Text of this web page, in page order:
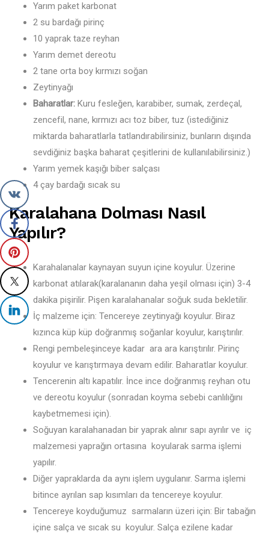
Yarım paket karbonat
2 su bardağı pirinç
10 yaprak taze reyhan
Yarım demet dereotu
2 tane orta boy kırmızı soğan
Zeytinyağı
Baharatlar: Kuru fesleğen, karabiber, sumak, zerdeçal,
zencefil, nane, kırmızı acı toz biber, tuz (istediğiniz
miktarda baharatlarla tatlandırabilirsiniz, bunların dışında
sevdiğiniz başka baharat çeşitlerini de kullanılabilirsiniz.)
Yarım yemek kaşığı biber salçası
4 çay bardağı sıcak su
Karalahana Dolması Nasıl
Yapılır?
Karahalanalar kaynayan suyun içine koyulur. Üzerine
karbonat atılarak(karalananın daha yeşil olması için) 3-4
dakika pişirilir. Pişen karalahanalar soğuk suda bekletilir.
İç malzeme için: Tencereye zeytinyağı koyulur. Biraz
kızınca küp küp doğranmış soğanlar koyulur, karıştırılır.
Rengi pembeleşinceye kadar ara ara karıştırılır. Pirinç
koyulur ve karıştırmaya devam edilir. Baharatlar koyulur.
Tencerenin altı kapatılır. İnce ince doğranmış reyhan otu
ve dereotu koyulur (sonradan koyma sebebi canlılığını
kaybetmemesi için).
Soğuyan karalahanadan bir yaprak alınır sapı ayrılır ve iç
malzemesi yaprağın ortasına koyularak sarma işlemi
yapılır.
Diğer yapraklarda da aynı işlem uygulanır. Sarma işlemi
bitince ayrılan sap kısımları da tencereye koyulur.
Tencereye koyduğumuz sarmaların üzeri için: Bir tabağın
içine salça ve sıcak su koyulur. Salça ezilene kadar